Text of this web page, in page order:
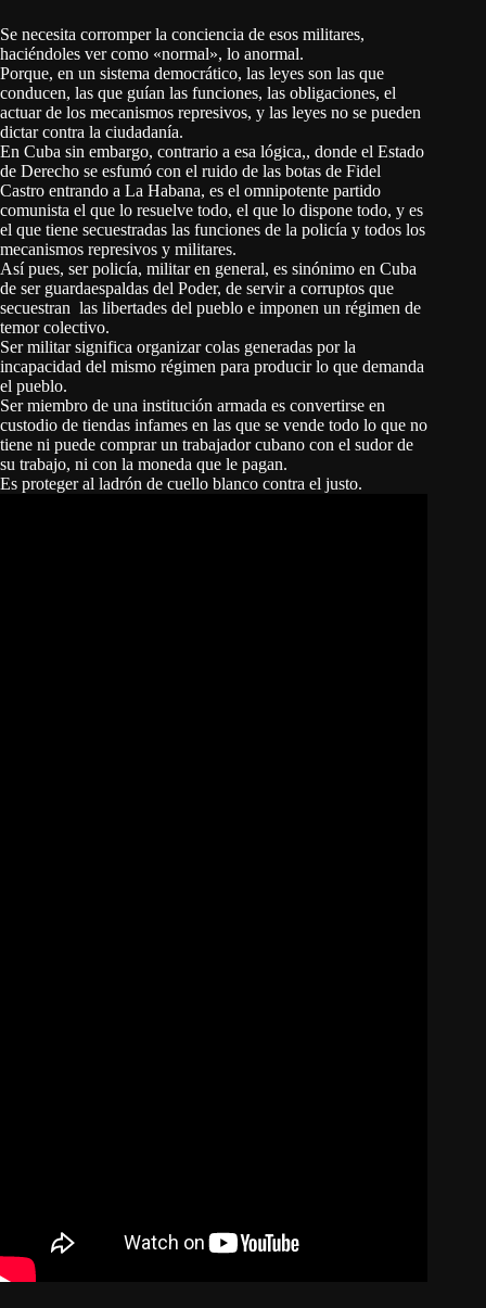
Se necesita corromper la conciencia de esos militares,
haciéndoles ver como «normal», lo anormal.
Porque, en un sistema democrático, las leyes son las que
conducen, las que guían las funciones, las obligaciones, el
actuar de los mecanismos represivos, y las leyes no se pueden
dictar contra la ciudadanía.
En Cuba sin embargo, contrario a esa lógica,, donde el Estado
de Derecho se esfumó con el ruido de las botas de Fidel
Castro entrando a La Habana, es el omnipotente partido
comunista el que lo resuelve todo, el que lo dispone todo, y es
el que tiene secuestradas las funciones de la policía y todos los
mecanismos represivos y militares.
Así pues, ser policía, militar en general, es sinónimo en Cuba
de ser guardaespaldas del Poder, de servir a corruptos que
secuestran las libertades del pueblo e imponen un régimen de
temor colectivo.
Ser militar significa organizar colas generadas por la
incapacidad del mismo régimen para producir lo que demanda
el pueblo.
Ser miembro de una institución armada es convertirse en
custodio de tiendas infames en las que se vende todo lo que no
tiene ni puede comprar un trabajador cubano con el sudor de
su trabajo, ni con la moneda que le pagan.
Es proteger al ladrón de cuello blanco contra el justo.